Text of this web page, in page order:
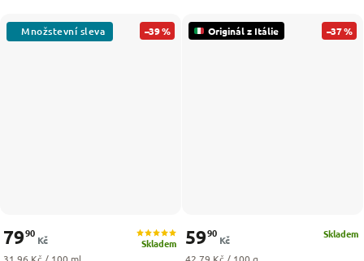
–39 %
Skladem
7990
Kč
Měrná cena:
31,96 Kč / 100 ml
Originál z Itálie –37 %
Skladem
5990
Kč
Měrná cena:
42,79 Kč / 100 g